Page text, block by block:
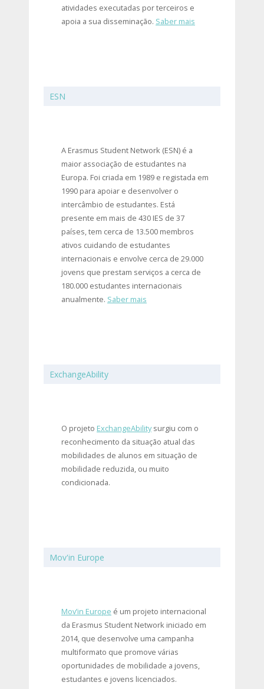
atividades executadas por terceiros e
apoia a sua disseminação. Saber mais
ESN
A Erasmus Student Network (ESN) é a
maior associação de estudantes na
Europa. Foi criada em 1989 e registada em
1990 para apoiar e desenvolver o
intercâmbio de estudantes. Está
presente em mais de 430 IES de 37
países, tem cerca de 13.500 membros
ativos cuidando de estudantes
internacionais e envolve cerca de 29.000
jovens que prestam serviços a cerca de
180.000 estudantes internacionais
anualmente. Saber mais
ExchangeAbility
O projeto ExchangeAbilitysurgiu com o
reconhecimento da situação atual das
mobilidades de alunos em situação de
mobilidade reduzida, ou muito
condicionada.
Mov'in Europe
Mov’in Europe é um projeto internacional
da Erasmus Student Network iniciado em
2014, que desenvolve uma campanha
multiformato que promove várias
oportunidades de mobilidade a jovens,
estudantes e jovens licenciados.